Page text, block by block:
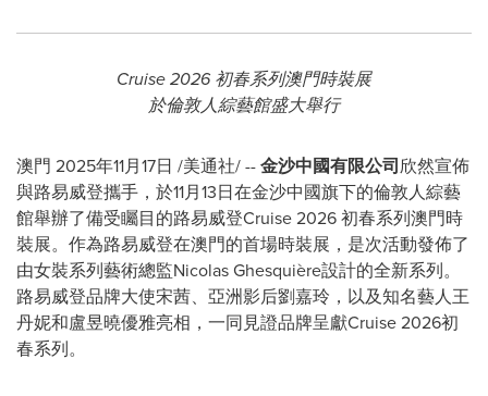
Cruise 2026 初春系列澳門時裝展
於倫敦人綜藝館盛大舉行
澳門 2025年11月17日 /美通社/ --金沙中國有限公司欣然宣佈
與路易威登攜手，於11月13日在金沙中國旗下的倫敦人綜藝
館舉辦了備受矚目的路易威登Cruise 2026 初春系列澳門時
裝展。作為路易威登在澳門的首場時裝展，是次活動發佈了
由女裝系列藝術總監Nicolas Ghesquière設計的全新系列。
路易威登品牌大使宋茜、亞洲影后劉嘉玲，以及知名藝人王
丹妮和盧昱曉優雅亮相，一同見證品牌呈獻Cruise 2026初
春系列。